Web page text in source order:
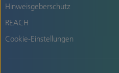
Hinweisgeberschutz
REACH
Cookie-Einstellungen